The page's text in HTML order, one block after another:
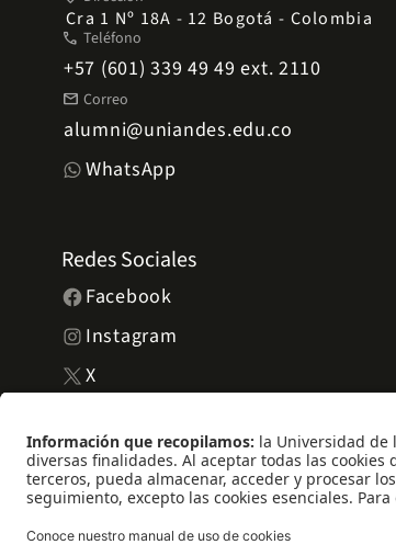
Cra 1 Nº 18A - 12 Bogotá - Colombia
phone Teléfono
+57 (601) 339 49 49 ext. 2110
mail Correo
alumni@uniandes.edu.co
WhatsApp
Redes Sociales
Facebook
Instagram
X
YouTube
Universidad de los Andes | Vigilada